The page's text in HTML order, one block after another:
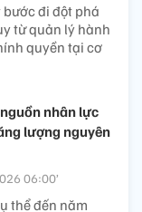
đi đột phá
từ quản lý hành
quyền tại cơ
nhân lực
lượng nguyên
06:00’
thể đến năm